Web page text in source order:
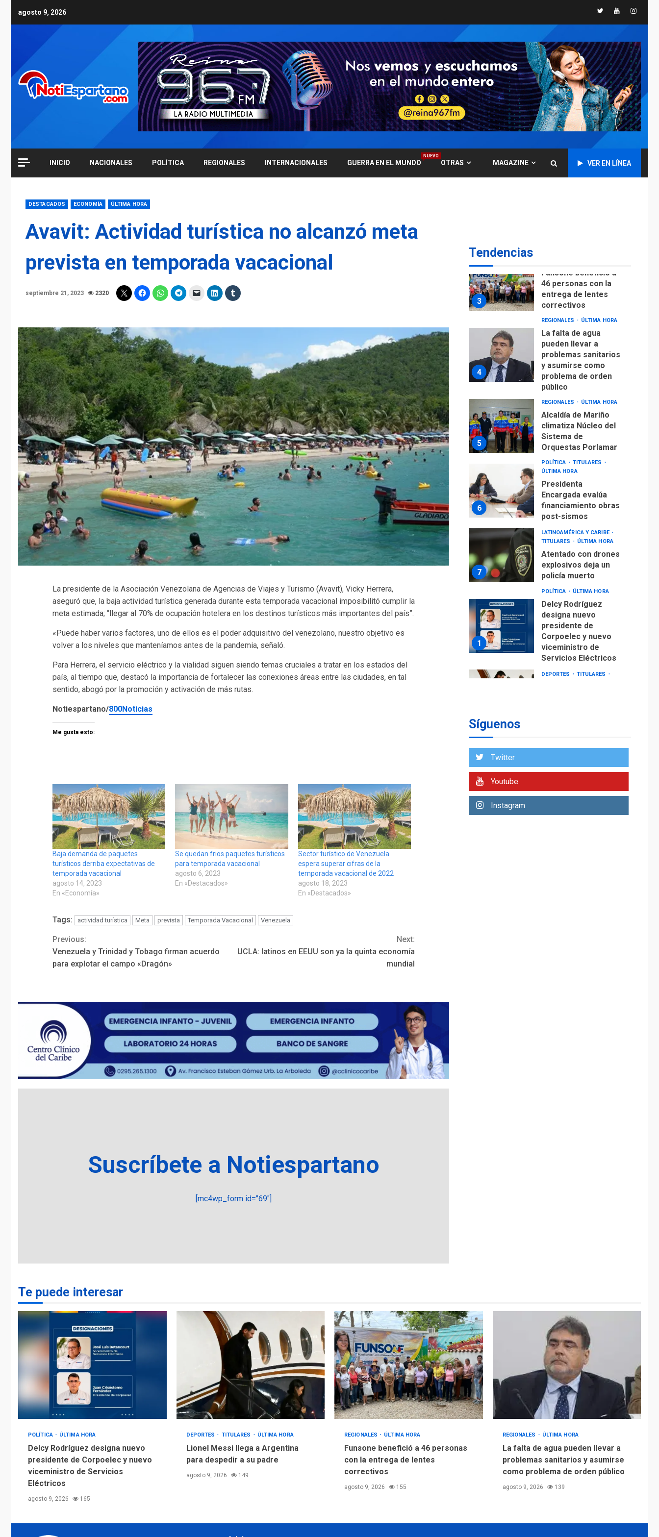
agosto 9, 2026 TwitterYoutube
INICIO NACIONALES POLÍTICA REGIONALES INTERNACIONALES GUERRA EN EL MUNDO
NUEVO
OTRAS MAGAZINE VER EN LÍNEA
DESTACADOS ECONOMÍA ÚLTIMA HORA
Avavit: Actividad turística no alcanzó meta
prevista en temporada vacacional
septiembre 21, 2023 2320
La presidente de la Asociación Venezolana de Agencias de Viajes y Turismo (Avavit), Vicky Herrera,
aseguró que, la baja actividad turística generada durante esta temporada vacacional imposibilitó cumplir la
meta estimada; “llegar al 70% de ocupación hotelera en los destinos turísticos más importantes del país”.
«Puede haber varios factores, uno de ellos es el poder adquisitivo del venezolano, nuestro objetivo es
volver a los niveles que manteníamos antes de la pandemia, señaló.
Para Herrera, el servicio eléctrico y la vialidad siguen siendo temas cruciales a tratar en los estados del
país, al tiempo que, destacó la importancia de fortalecer las conexiones áreas entre las ciudades, en tal
sentido, abogó por la promoción y activación de más rutas.
Notiespartano/800Noticias
Me gusta esto:
Baja demanda de paquetes
turísticos derriba expectativas de
temporada vacacional
agosto 14, 2023
En «Economía»
Se quedan frios paquetes turísticos
para temporada vacacional
agosto 6, 2023
En «Destacados»
Sector turístico de Venezuela
espera superar cifras de la
temporada vacacional de 2022
agosto 18, 2023
En «Destacados»
Tags: actividad turística Meta prevista Temporada Vacacional Venezuela
Continue
Reading
Previous:
Venezuela y Trinidad y Tobago firman acuerdo
para explotar el campo «Dragón»
Next:
UCLA: latinos en EEUU son ya la quinta economía
mundial
Suscríbete a Notiespartano
[mc4wp_form id="69"]
Tendencias
financiamiento obras
post-sismos
7
LATINOAMÉRICA Y CARIBE
TITULARES
ÚLTIMA HORA
Atentado con drones
explosivos deja un
policía muerto
POLÍTICA ÚLTIMA HORA
Delcy Rodríguez
Corpoelec y nuevo
3
Funsone benefició a
46 personas con la
entrega de lentes
correctivos
4
REGIONALES ÚLTIMA HORA
La falta de agua
pueden llevar a
problemas sanitarios
y asumirse como
problema de orden
público
5
REGIONALES ÚLTIMA HORA
Alcaldía de Mariño
climatiza Núcleo del
Sistema de
Orquestas Porlamar
6
POLÍTICA
TITULARES
ÚLTIMA HORA
Presidenta
Encargada evalúa
financiamiento obras
post-sismos
7
LATINOAMÉRICA Y CARIBE
TITULARES
ÚLTIMA HORA
Atentado con drones
explosivos deja un
policía muerto
1
POLÍTICA ÚLTIMA HORA
Delcy Rodríguez
designa nuevo
presidente de
Corpoelec y nuevo
viceministro de
Servicios Eléctricos
DEPORTES
TITULARES
3
Funsone benefició a
entrega de lentes
pueden llevar a
Síguenos
Twitter
Youtube
Instagram
Te puede interesar
POLÍTICA ÚLTIMA HORA
Delcy Rodríguez designa nuevo
presidente de Corpoelec y nuevo
viceministro de Servicios
Eléctricos
agosto 9, 2026 165
DEPORTES TITULARES ÚLTIMA HORA
Lionel Messi llega a Argentina
para despedir a su padre
agosto 9, 2026 149
REGIONALES ÚLTIMA HORA
Funsone benefició a 46 personas
con la entrega de lentes
correctivos
agosto 9, 2026 155
REGIONALES ÚLTIMA HORA
La falta de agua pueden llevar a
problemas sanitarios y asumirse
como problema de orden público
agosto 9, 2026 139